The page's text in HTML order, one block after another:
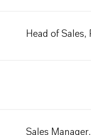
Head of Sales,
Sales